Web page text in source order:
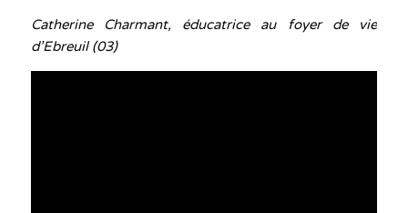
Catherine Charmant, éducatrice au foyer de vie
d’Ebreuil (03)